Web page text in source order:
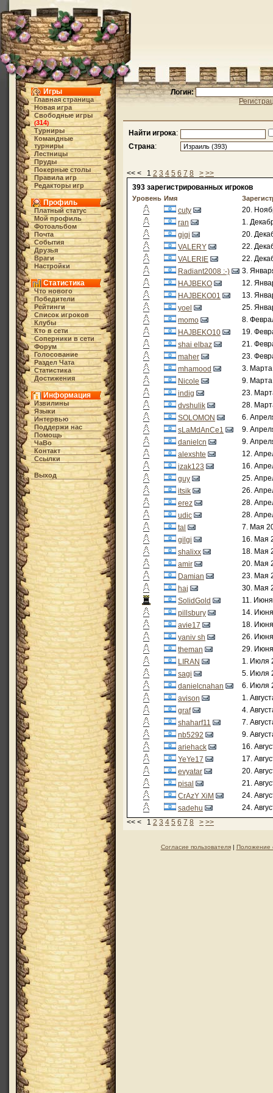
Игры
Главная страница
Новая игра
Свободные игры
(314)
Турниры
Командные
турниры
Лестницы
Пруды
Покерные столы
Правила игр
Редакторы игр
Профиль
Платный статус
Мой профиль
Фотоальбом
Почта
События
Друзья
Враги
Настройки
Статистика
Что нового
Победители
Рейтинги
Список игроков
Клубы
Кто в cети
Соперники в сети
Форум
Голосование
Раздел Чата
Статистика
Достижения
Информация
Извилины
Языки
Интервью
Поддержи нас
Помощь
ЧаВо
Контакт
Ссылки
Выход
Логин:
Найти игрока:
Страна:
<< < 1 2 3 4 5 6 7 8 > >>
393 зарегистрированных игроков
Уровень Имя
cuty
20.
ran
1.
gigi
20.
VALERY
22.
VALERIE
22.
Radiant2008 :-)
3.
HAJBEKO
12.
HAJBEKO01
13.
yoel
25.
momo
8.
HAJBEKO10
19.
shai elbaz
21.
maher
23.
mhamood
3.
Nicole
9.
indig
23.
dvshulik
28.
SOLOMON
6.
sLaMdAnCe1
9.
danielcn
9.
alexshte
12.
izak123
16.
guy
25.
itsik
26.
erez
28.
udic
28.
tal
7. Мая
gilgi
16. Мая
shalixx
18. Мая
amir
20. Мая
Damian
23. Мая
haj
30. Мая
SolidGold
11.
pillsbury
14.
avie17
18.
yaniv sh
26.
theman
29.
LIRAN
1. Июля
sagi
5. Июля
danielcnahan
6. Июля
avison
1.
graf
4.
shaharf11
7.
nb5292
9.
ariehack
16.
YeYe17
17.
evyatar
20.
pisal
21.
CrAzY XiM
24.
sadehu
24.
<< < 1 2 3 4 5 6 7 8 > >>
Согласие пользователя| Положение